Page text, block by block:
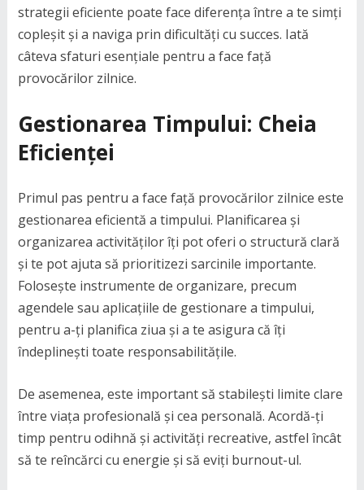
strategii eficiente poate face diferența între a te simți
copleșit și a naviga prin dificultăți cu succes. Iată
câteva sfaturi esențiale pentru a face față
provocărilor zilnice.
Gestionarea Timpului: Cheia
Eficienței
Primul pas pentru a face față provocărilor zilnice este
gestionarea eficientă a timpului. Planificarea și
organizarea activităților îți pot oferi o structură clară
și te pot ajuta să prioritizezi sarcinile importante.
Folosește instrumente de organizare, precum
agendele sau aplicațiile de gestionare a timpului,
pentru a-ți planifica ziua și a te asigura că îți
îndeplinești toate responsabilitățile.
De asemenea, este important să stabilești limite clare
între viața profesională și cea personală. Acordă-ți
timp pentru odihnă și activități recreative, astfel încât
să te reîncărci cu energie și să eviți burnout-ul.